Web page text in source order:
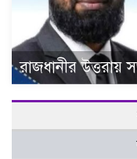
রাজধানীর উত্তরায়